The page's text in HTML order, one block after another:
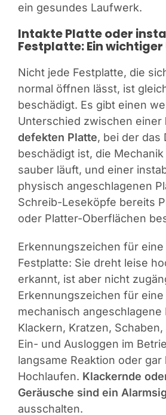
ein gesundes Laufwerk.
Intakte Platte oder
Festplatte: Ein
Nicht jede Festplatte, die
normal öffnen lässt, ist
beschädigt. Es gibt einen
Unterschied zwischen einer
defekten Platte, bei der das
beschädigt ist, die
sauber läuft, und einer
physisch angeschlagenen
Schreib-Leseköpfe bereits
oder Platter-Oberflächen
Erkennungszeichen für
Festplatte: Sie dreht leise
erkannt, ist aber nicht
Erkennungszeichen für
mechanisch angeschlagene
Klackern, Kratzen,
Ein- und Ausloggen im
langsame Reaktion oder gar
Hochlaufen. Klackernde
Geräusche sind ein
ausschalten.